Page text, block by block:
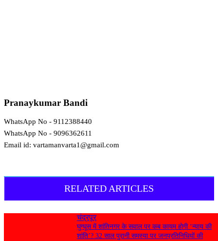
Pranaykumar Bandi
WhatsApp No - 9112388440
WhatsApp No - 9096362611
Email id: vartamanvarta1@gmail.com
RELATED ARTICLES
चंद्रपूर
घुग्घूस में शांतिनगर के सवाल पर कब कायम होगी ‘न्याय की
शांति’? 32 साल पुरानी समस्या पर जनप्रतिनिधियों की